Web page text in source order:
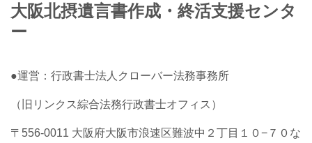
大阪北摂遺言書作成・終活支援センタ
ー
●運営：行政書士法人クローバー法務事務所
（旧リンクス綜合法務行政書士オフィス）
〒556-0011 大阪府大阪市浪速区難波中２丁目１０−７０な